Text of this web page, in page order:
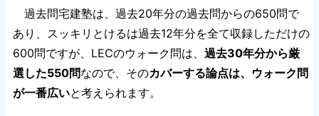
過去問宅建塾は、過去20年分の過去問からの650問で
あり、スッキリとけるは過去12年分を全て収録しただけの
600問ですが、LECのウォーク問は、 過去30年分から厳
選した550問なので、そのカバーする論点は、ウォーク問
が一番広いと考えられます。